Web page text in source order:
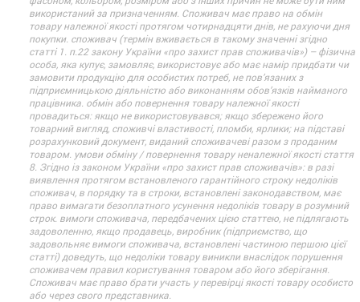
використаний за призначенням. Споживач має право на обмін
товару належної якості протягом чотирнадцяти днів, не рахуючи дня
покупки. споживач (термін вживається в такому значенні згідно
статті 1. п.22 закону України «про захист прав споживачів») – фізична
особа, яка купує, замовляє, використовує або має намір придбати чи
замовити продукцію для особистих потреб, не пов’язаних з
підприємницькою діяльністю або виконанням обов’язків найманого
працівника. обмін або повернення товару належної якості
провадиться: якщо не використовувався; якщо збережено його
товарний вигляд, споживчі властивості, пломби, ярлики; на підставі
розрахунковий документ, виданий споживачеві разом з проданим
товаром. умови обміну / повернення товару неналежної якості стаття
8. Згідно із законом України «про захист прав споживачів»: в разі
виявлення протягом встановленого гарантійного строку недоліків
споживач, в порядку та в строки, встановлені законодавством, має
право вимагати безоплатного усунення недоліків товару в розумний
строк. вимоги споживача, передбачених цією статтею, не підлягають
задоволенню, якщо продавець, виробник (підприємство, що
задовольняє вимоги споживача, встановлені частиною першою цієї
статті) доведуть, що недоліки товару виникли внаслідок порушення
споживачем правил користування товаром або його зберігання.
Споживач має право брати участь у перевірці якості товару особисто
або через свого представника.